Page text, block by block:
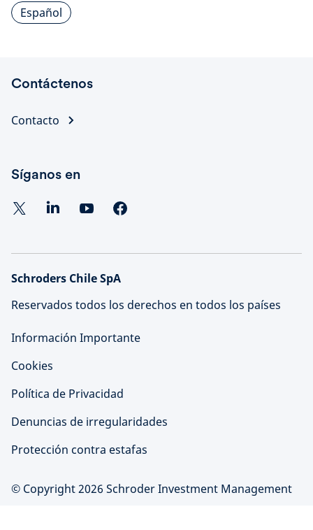
Español
Contáctenos
Contacto
Síganos en
Schroders Chile SpA
Reservados todos los derechos en todos los países
Información Importante
Cookies
Política de Privacidad
Denuncias de irregularidades
Protección contra estafas
© Copyright 2026 Schroder Investment Management